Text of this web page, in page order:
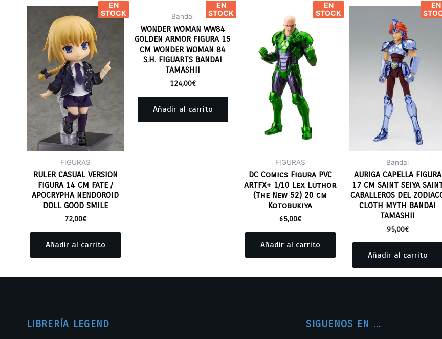
EN
STOCK
FIGURAS
RULER CASUAL VERSION
FIGURA 14 CM FATE /
APOCRYPHA NENDOROID
DOLL GOOD SMILE
72,00€
Añadir al carrito
EN
STOCK
Bandai
WONDER WOMAN WW84
GOLDEN ARMOR FIGURA 15
CM WONDER WOMAN 84
S.H. FIGUARTS BANDAI
TAMASHII
124,00€
Añadir al carrito
EN
STOCK
FIGURAS
DC Comics Figura PVC
ARTFX+ 1/10 Lex Luthor
(The New 52) 20 cm
Kotobukiya
65,00€
Añadir al carrito
EN
Bandai
AURIGA CAPELLA FIGURA
17 CM SAINT SEIYA
CABALLEROS DEL
CLOTH MYTH BANDAI
TAMASHII
95,00€
Añadir al carrito
LIBRERÍA LEGEND SIGUENOS EN ...